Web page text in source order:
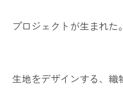
プロジェクトが生まれた。
生地をデザインする、織